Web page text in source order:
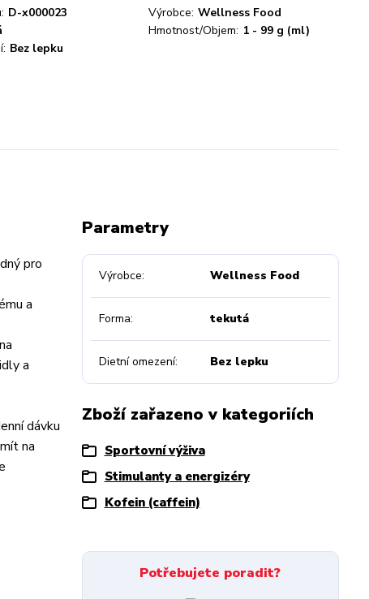
D-x000023 Výrobce: Wellness Food
Hmotnost/Objem: 1 - 99 g (ml)
Bez lepku
pro
a
a
dávku
na
Parametry
Výrobce Wellness Food
Forma tekutá
Dietní omezení Bez lepku
Zboží zařazeno v kategoriích
Sportovní výživa
Stimulanty a energizéry
Kofein (caffein)
Potřebujete poradit?